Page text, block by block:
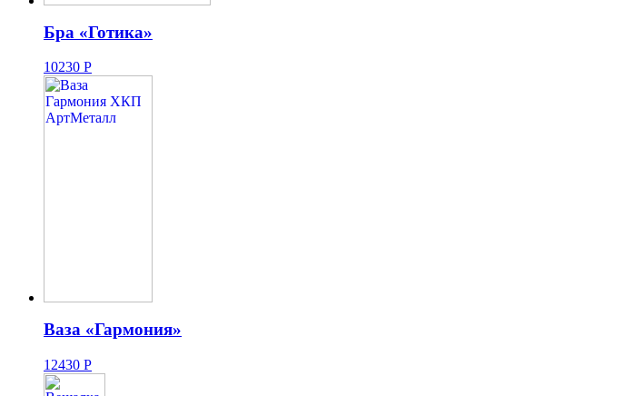
Бра «Готика»
10230 Р
Ваза «Гармония»
12430 Р